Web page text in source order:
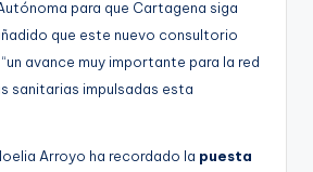
para que Cartagena siga
que este nuevo consultorio
avance muy importante para la red
sanitarias impulsadas esta
Arroyo ha recordado la puesta